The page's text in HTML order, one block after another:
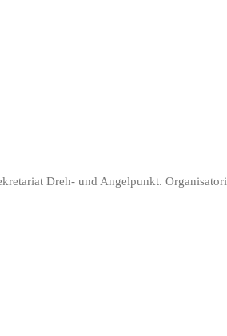
Dreh- und Angelpunkt.